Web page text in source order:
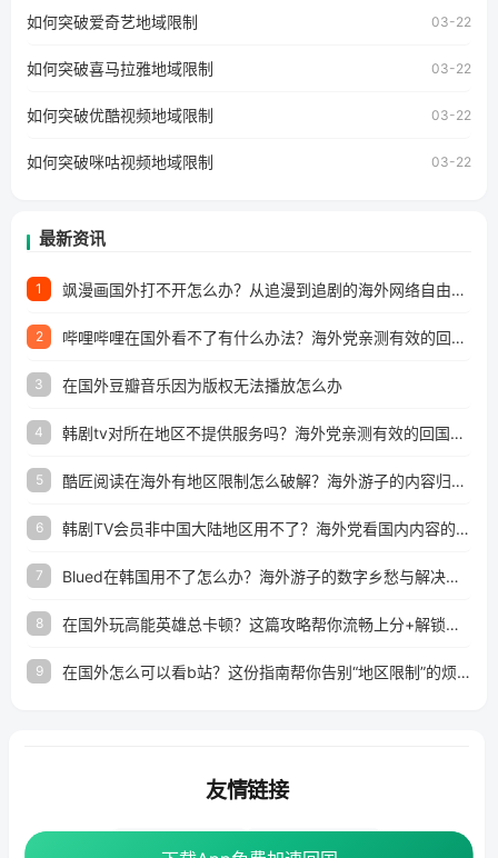
地区及版权限制问题，且仅能在中国大陆地区播放。 遇到这
户收听网易云音乐地区版权限制」的问题，无论人在香港、
工作、留学、定居等，都可以使用，不再因地区和版权限制
所困扰。
如何突破爱奇艺地域限制 03-22
如何突破喜马拉雅地域限制 03-22
如何突破优酷视频地域限制 03-22
如何突破咪咕视频地域限制 03-22
最新资讯
1 飒漫画国外打不开怎么办？从追漫到追剧的海外网络自由之路
2 哔哩哔哩在国外看不了有什么办法？海外党亲测有效的回国加速解决方案
3 在国外豆瓣音乐因为版权无法播放怎么办
4 韩剧tv对所在地区不提供服务吗？海外党亲测有效的回国加速解决方案
5 酷匠阅读在海外有地区限制怎么破解？海外游子的内容归乡路
6 韩剧TV会员非中国大陆地区用不了？海外党看国内内容的加速器选择指南
7 Blued在韩国用不了怎么办？海外游子的数字乡愁与解决方案
8 在国外玩高能英雄总卡顿？这篇攻略帮你流畅上分+解锁国内影音自由
9 在国外怎么可以看b站？这份指南帮你告别“地区限制”的烦恼
友情链接